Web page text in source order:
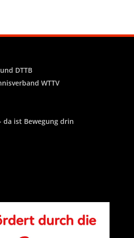
DTTB
WTTV
da ist Bewegung drin